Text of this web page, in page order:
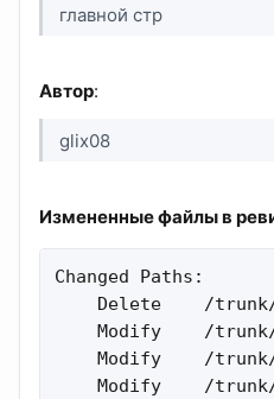
главной стр
Автор:
glix08
Измененные файлы в
Changed Paths:
Delete    /
Modify    /
Modify    /
Modify    /